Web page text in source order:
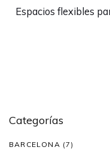
siguiente
Espacios flexibles
Categorías
BARCELONA (7)